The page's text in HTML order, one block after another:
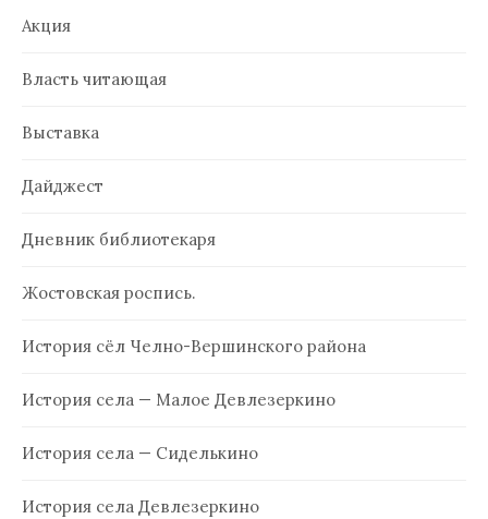
Акция
Власть читающая
Выставка
Дайджест
Дневник библиотекаря
Жостовская роспись.
История сёл Челно-Вершинского района
История села — Малое Девлезеркино
История села — Сиделькино
История села Девлезеркино